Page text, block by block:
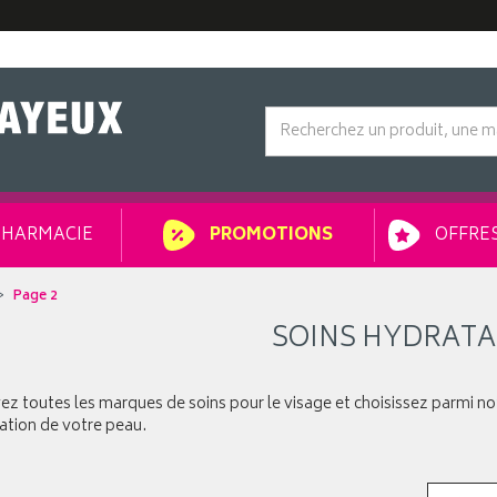
PROMOTIONS
Page 2
SOINS
toutes les marques de soins pour le visage et choisissez parmi
de votre peau.